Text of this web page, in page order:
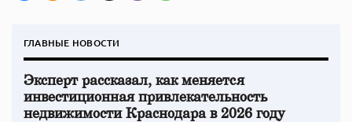
ГЛАВНЫЕ НОВОСТИ
Эксперт рассказал, как меняется
инвестиционная привлекательность
недвижимости Краснодара в 2026 году